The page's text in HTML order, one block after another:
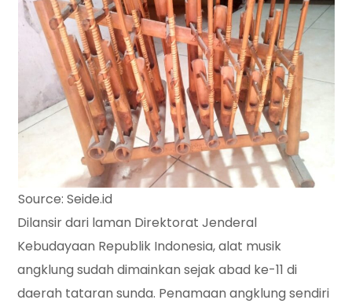
Source: Seide.id
Dilansir dari laman Direktorat Jenderal
Kebudayaan Republik Indonesia, alat musik
angklung sudah dimainkan sejak abad ke-11 di
daerah tataran sunda. Penamaan angklung sendiri